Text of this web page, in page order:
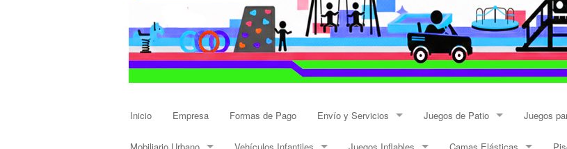
Inicio Empresa Formas de Pago Envío y Servicios Juegos de Patio Juegos